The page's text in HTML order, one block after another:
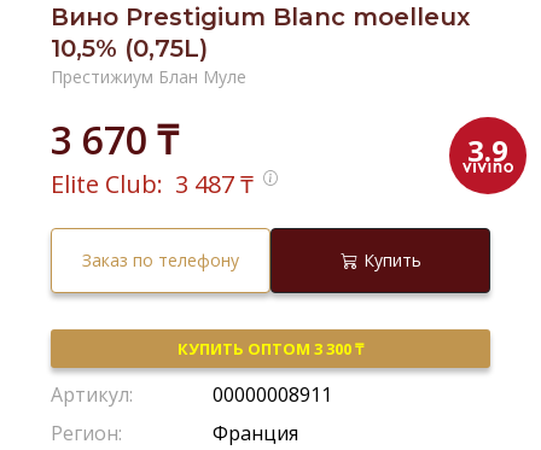
Вино Prestigium Blanc moelleux
10,5% (0,75L)
Престижиум Блан Муле
3 670 ₸ 3.9
Elite Club: 3 487₸
Заказ по телефону Купить
КУПИТЬ ОПТОМ 3 300 ₸
Артикул:
00000008911
Регион:
Франция